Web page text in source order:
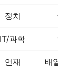
정치
IT/과학
연재 배